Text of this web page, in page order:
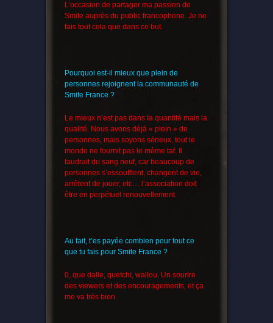
L’occasion de partager ma passion de
Smite auprès du public francophone. Je ne
fais tout cela que dans ce but.
Pourquoi est-il mieux que plein de
personnes rejoignent la communauté de
Smite France ?
Le mieux n’est pas dans la quantité mais la
qualité. Nous avons déjà « plein » de
personnes, mais soyons sérieux, tout le
monde ne fournit pas le même taf. Il
faudrait du sang neuf, car beaucoup de
personnes s’essoufflent, changent de vie,
arrêtent de jouer, etc… l’association doit
être en perpétuel renouvellement.
Au fait, t’es payée combien pour tout ce
que tu fais pour Smite France ?
0, que dalle, quetchi, wallou. Un sourire
des viewers et des encouragements, et ça
me va très bien.